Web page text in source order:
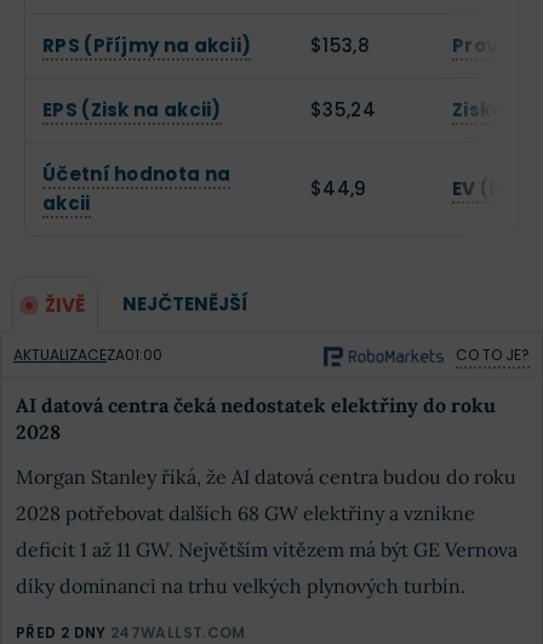
RPS (Příjmy na akcii) $153,8
EPS (Zisk na akcii) $35,24 Zisková
Účetní hodnota na
akcii
$44,9 EV
ŽIVĚ NEJČTENĚJŠÍ
AKTUALIZACEZA01:00 CO TO JE?
AI datová centra čeká nedostatek elektřiny do roku
2028
Morgan Stanley říká, že AI datová centra budou do roku
2028 potřebovat dalších 68 GW elektřiny a vznikne
deficit 1 až 11 GW. Největším vítězem má být GE Vernova
díky dominanci na trhu velkých plynových turbín.
PŘED 2 DNY 247WALLST.COM